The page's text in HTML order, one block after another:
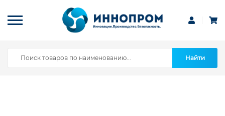
Найти